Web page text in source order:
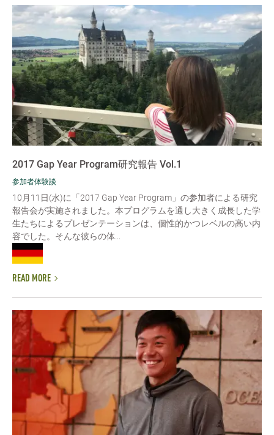
2017 Gap Year Program研究報告 Vol.1
参加者体験談
10月11日(水)に「2017 Gap Year Program」の参加者による研究
報告会が実施されました。本プログラムを通し大きく成長した学
生たちによるプレゼンテーションは、個性的かつレベルの高い内
容でした。そんな彼らの体...
READ MORE